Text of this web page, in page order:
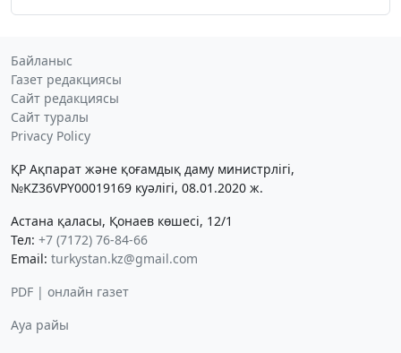
Байланыс
Газет редакциясы
Сайт редакциясы
Сайт туралы
Privacy Policy
ҚР Ақпарат және қоғамдық даму министрлігі,
№KZ36VPY00019169 куәлігі, 08.01.2020 ж.
Астана қаласы, Қонаев көшесі, 12/1
Тел: +7 (7172) 76-84-66
Email: turkystan.kz@gmail.com
PDF | онлайн газет
Ауа райы